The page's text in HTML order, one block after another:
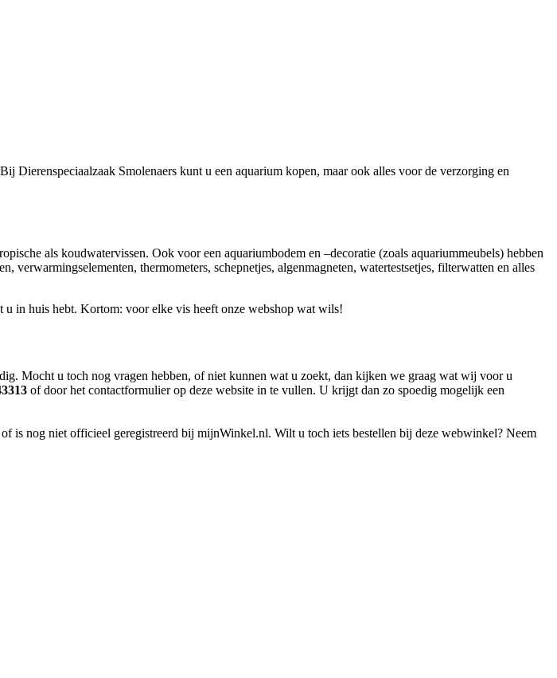
Dierenspeciaalzaak Smolenaers kunt u een aquarium kopen, maar ook alles voor de verzorging en
als koudwatervissen. Ook voor een aquariumbodem en –decoratie (zoals aquariummeubels) hebben
thermometers, schepnetjes, algenmagneten, watertestsetjes, filterwatten en alles
u in huis hebt. Kortom: voor elke vis heeft onze webshop wat wils!
Mocht u toch nog vragen hebben, of niet kunnen wat u zoekt, dan kijken we graag wat wij voor u
of door het contactformulier op deze website in te vullen. U krijgt dan zo spoedig mogelijk een
is nog niet officieel geregistreerd bij mijnWinkel.nl. Wilt u toch iets bestellen bij deze webwinkel? Neem